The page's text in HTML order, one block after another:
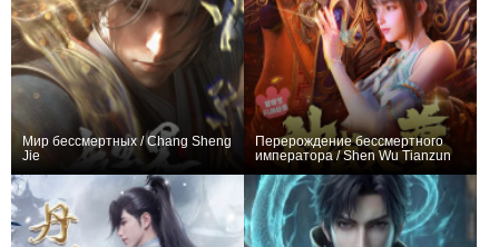
Мир бессмертных / Chang Sheng
Jie
Перерождение бессмертного
императора / Shen Wu Tianzun